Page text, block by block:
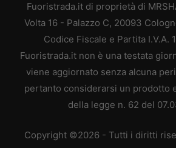
Fuoristrada.it di proprietà di
Volta 16 - Palazzo C, 20093
Codice Fiscale e Partita I.V.A.
Fuoristrada.it non è una testata
viene aggiornato senza alcuna
pertanto considerarsi un prodotto
della legge n. 62 del
Copyright ©2026 - Tutti i diritti